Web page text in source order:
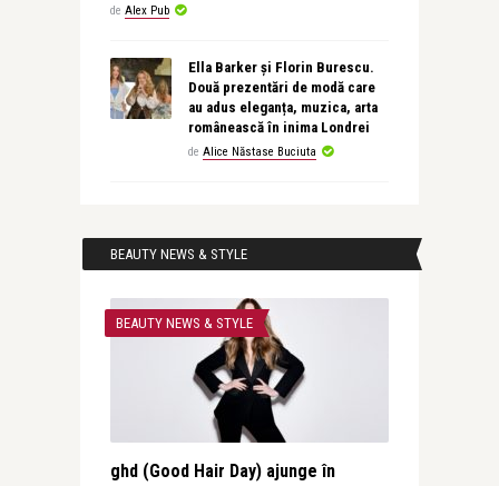
de Alex Pub
Ella Barker și Florin Burescu.
Două prezentări de modă care
au adus eleganța, muzica, arta
românească în inima Londrei
de Alice Năstase Buciuta
BEAUTY NEWS & STYLE
BEAUTY NEWS & STYLE
ghd (Good Hair Day) ajunge în